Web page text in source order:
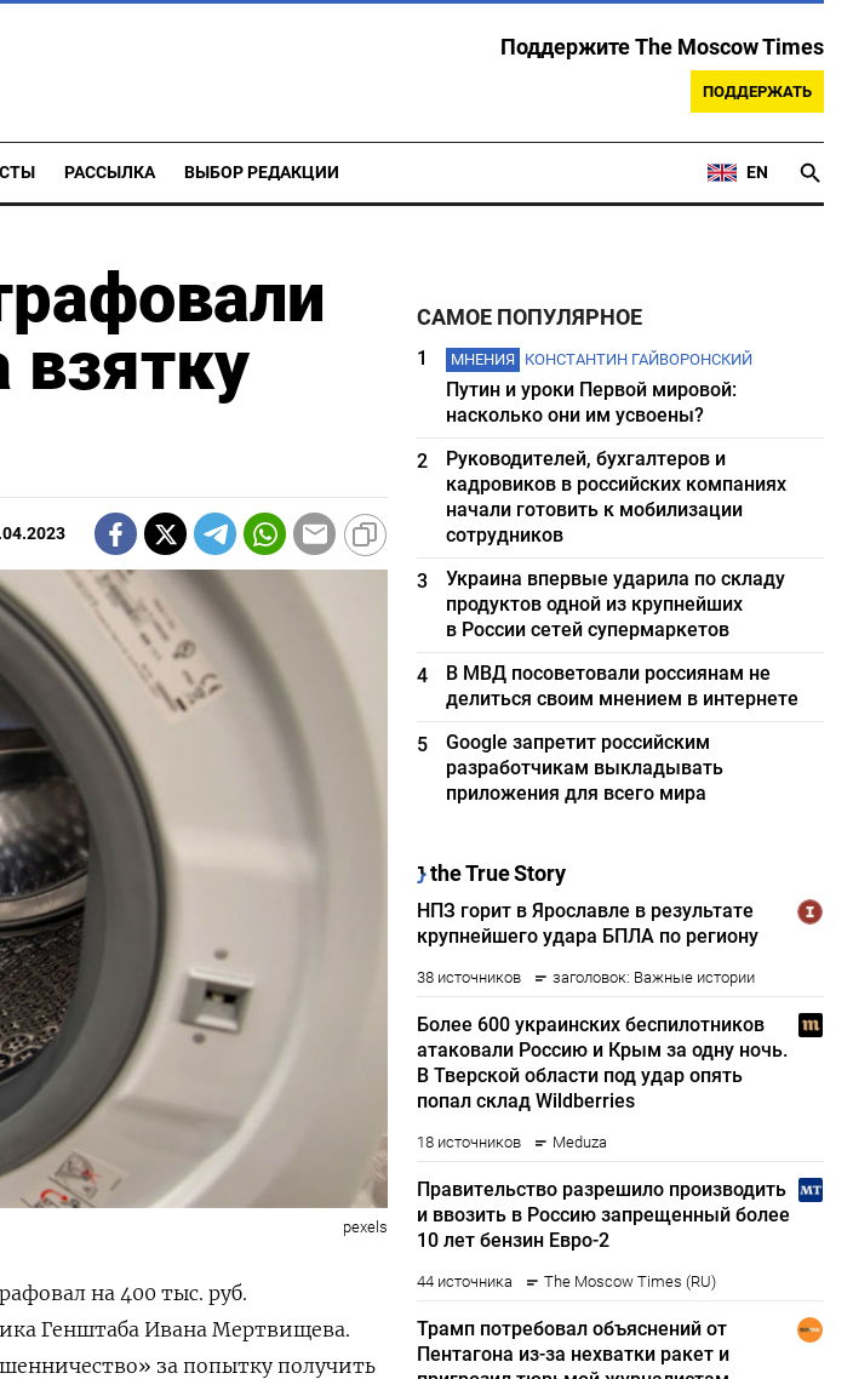
Поддержите The Moscow Times
ПОДДЕРЖАТЬ
РАССЫЛКА ВЫБОР РЕДАКЦИИ EN
взятку
pexels
на 400 тыс. руб.
Генштаба Ивана Мертвищева.
за попытку получить
САМОЕ ПОПУЛЯРНОЕ
1 МНЕНИЯ КОНСТАНТИН ГАЙВОРОНСКИЙ
Путин и уроки Первой мировой:
насколько они им усвоены?
2
Руководителей, бухгалтеров и
кадровиков в российских компаниях
начали готовить к мобилизации
сотрудников
3
Украина впервые ударила по складу
продуктов одной из крупнейших
в России сетей супермаркетов
4
В МВД посоветовали россиянам не
делиться своим мнением в интернете
5
Google запретит российским
разработчикам выкладывать
приложения для всего мира